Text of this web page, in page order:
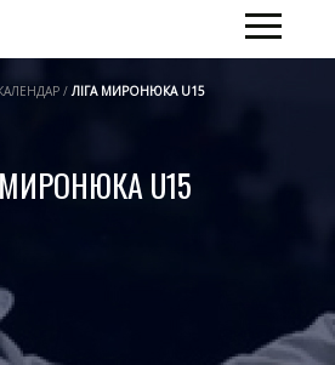
/ЛІГА МИРОНЮКА U15
U15